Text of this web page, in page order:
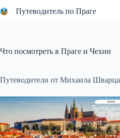
к
Путеводитель по Праге
Что посмотреть в Праге и Чехии
Путеводители от Михаила Шварца